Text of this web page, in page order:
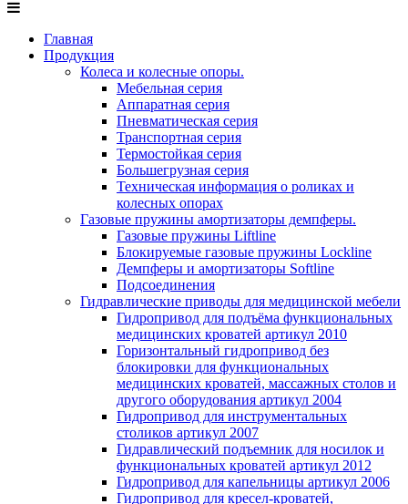
Главная
Продукция
Колеса и колесные опоры.
Мебельная серия
Аппаратная серия
Пневматическая серия
Транспортная серия
Термостойкая серия
Большегрузная серия
Техническая информация о роликах и
колесных опорах
Газовые пружины амортизаторы демпферы.
Газовые пружины Liftline
Блокируемые газовые пружины Lockline
Демпферы и амортизаторы Softline
Подсоединения
Гидравлические приводы для медицинской мебели
Гидропривод для подъёма функциональных
медицинских кроватей артикул 2010
Горизонтальный гидропривод без
блокировки для функциональных
медицинских кроватей, массажных столов и
другого оборудования артикул 2004
Гидропривод для инструментальных
столиков артикул 2007
Гидравлический подъемник для носилок и
функциональных кроватей артикул 2012
Гидропривод для капельницы артикул 2006
Гидропривод для кресел-кроватей,